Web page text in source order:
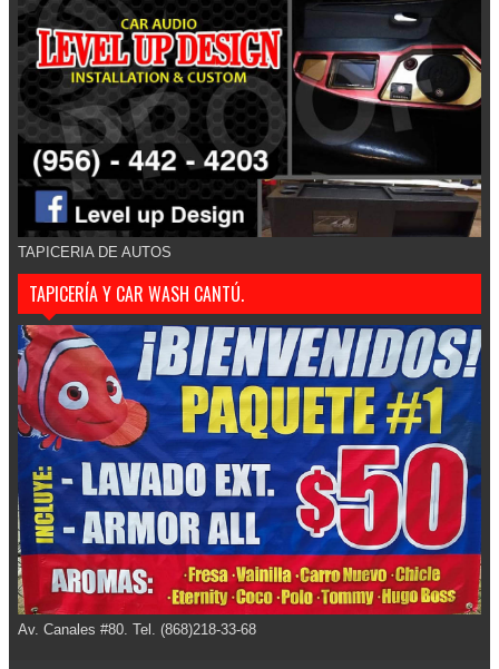
TAPICERIA DE AUTOS
TAPICERÍA Y CAR WASH CANTÚ.
Av. Canales #80. Tel. (868)218-33-68